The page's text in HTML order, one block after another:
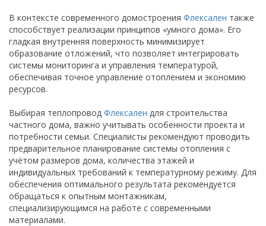
В контексте современного домостроения Флексален также
способствует реализации принципов «умного дома». Его
гладкая внутренняя поверхность минимизирует
образование отложений, что позволяет интегрировать
системы мониторинга и управления температурой,
обеспечивая точное управление отоплением и экономию
ресурсов.
Выбирая теплопровод Флексален для строительства
частного дома, важно учитывать особенности проекта и
потребности семьи. Специалисты рекомендуют проводить
предварительное планирование системы отопления с
учётом размеров дома, количества этажей и
индивидуальных требований к температурному режиму. Для
обеспечения оптимального результата рекомендуется
обращаться к опытным монтажникам,
специализирующимся на работе с современными
материалами.